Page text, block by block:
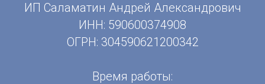
ИП Саламатин Андрей Александрович
ИНН: 590600374908
ОГРН: 304590621200342
Время работы: